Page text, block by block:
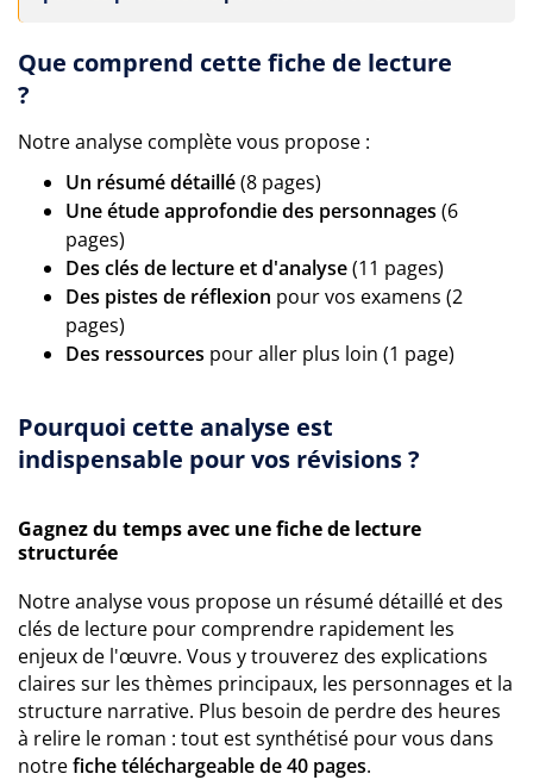
Que comprend cette fiche de lecture
?
Notre analyse complète vous propose :
Un résumé détaillé(8 pages)
Une étude approfondie des personnages (6
pages)
Des clés de lecture et d'analyse(11 pages)
Des pistes de réflexion pour vos examens (2
pages)
Des ressources pour aller plus loin (1 page)
Pourquoi cette analyse est
indispensable pour vos révisions ?
Gagnez du temps avec une fiche de lecture
structurée
Notre analyse vous propose un résumé détaillé et des
clés de lecture pour comprendre rapidement les
enjeux de l'œuvre. Vous y trouverez des explications
claires sur les thèmes principaux, les personnages et la
structure narrative. Plus besoin de perdre des heures
à relire le roman : tout est synthétisé pour vous dans
notrefiche téléchargeable de 40 pages.